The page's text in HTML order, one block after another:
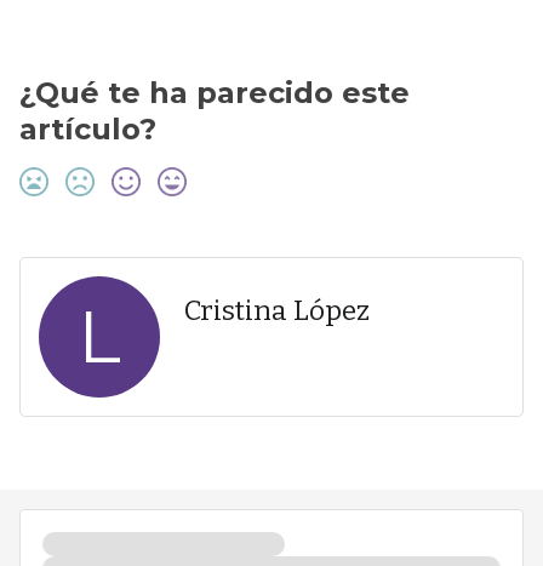
¿Qué te ha parecido este
artículo?
L Cristina López